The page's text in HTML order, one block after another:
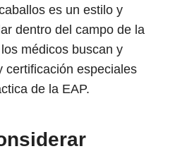
es un estilo y
dentro del campo de la
médicos buscan y
certificación especiales
de la EAP.